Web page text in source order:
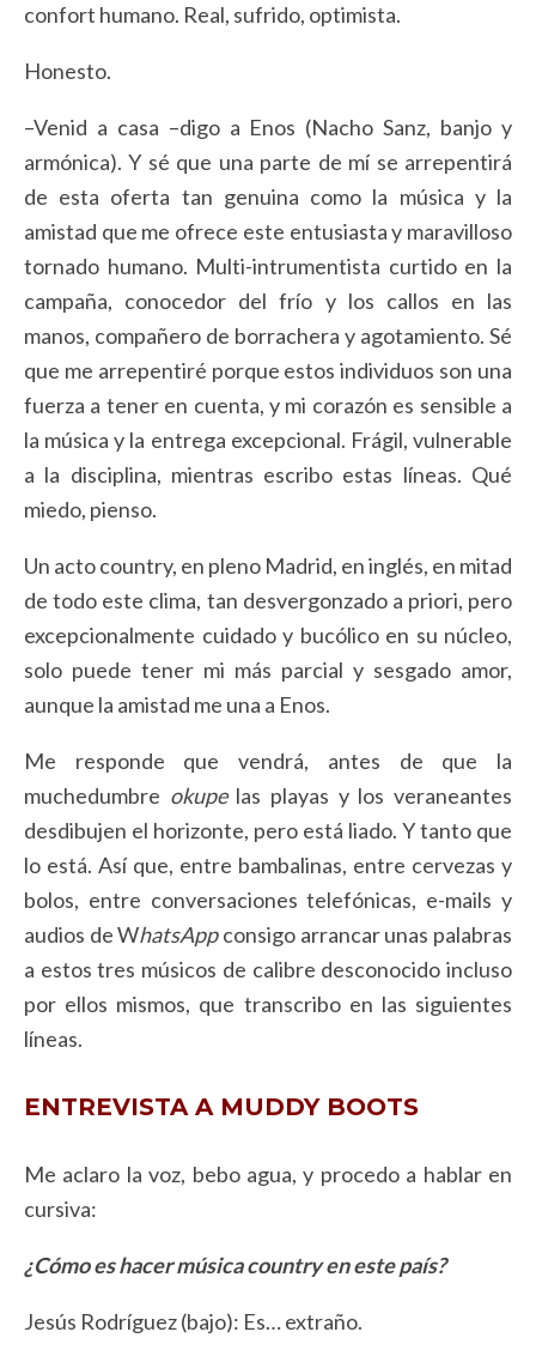
confort humano. Real, sufrido, optimista.
Honesto.
–Venid a casa –digo a Enos (Nacho Sanz, banjo y
armónica). Y sé que una parte de mí se arrepentirá
de esta oferta tan genuina como la música y la
amistad que me ofrece este entusiasta y maravilloso
tornado humano. Multi-intrumentista curtido en la
campaña, conocedor del frío y los callos en las
manos, compañero de borrachera y agotamiento. Sé
que me arrepentiré porque estos individuos son una
fuerza a tener en cuenta, y mi corazón es sensible a
la música y la entrega excepcional. Frágil, vulnerable
a la disciplina, mientras escribo estas líneas. Qué
miedo, pienso.
Un acto country, en pleno Madrid, en inglés, en mitad
de todo este clima, tan desvergonzado a priori, pero
excepcionalmente cuidado y bucólico en su núcleo,
solo puede tener mi más parcial y sesgado amor,
aunque la amistad me una a Enos.
Me responde que vendrá, antes de que la
muchedumbre okupelas playas y los veraneantes
desdibujen el horizonte, pero está liado. Y tanto que
lo está. Así que, entre bambalinas, entre cervezas y
bolos, entre conversaciones telefónicas, e-mails y
audios de WhatsAppconsigo arrancar unas palabras
a estos tres músicos de calibre desconocido incluso
por ellos mismos, que transcribo en las siguientes
líneas.
ENTREVISTA A MUDDY BOOTS
Me aclaro la voz, bebo agua, y procedo a hablar en
cursiva:
¿Cómo es hacer música country en este país?
Jesús Rodríguez (bajo): Es… extraño.